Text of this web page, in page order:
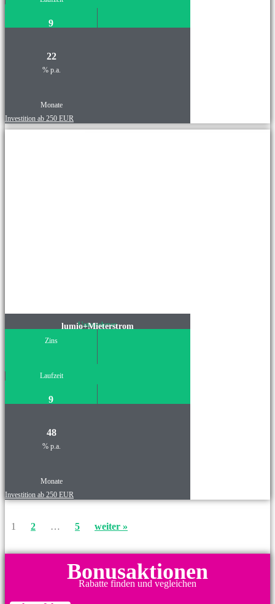
9
22
% p.a.
Monate
Investition ab 250 EUR
Unternehmen
lumio+Mieterstrom
Zins
Laufzeit
9
48
% p.a.
Monate
Investition ab 250 EUR
1 2 … 5 weiter »
Bonusaktionen
Rabatte finden und vegleichen